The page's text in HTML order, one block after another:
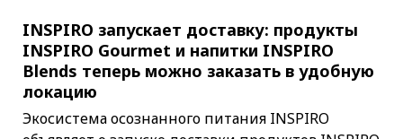
INSPIRO запускает доставку: продукты
INSPIRO Gourmet и напитки INSPIRO
Blends теперь можно заказать в удобную
локацию
Экосистема осознанного питания INSPIRO